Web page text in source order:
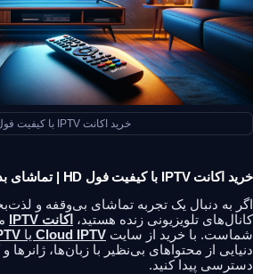
خرید اکانت IPTV با کیفیت فول HD
خرید اکانت IPTV با کیفیت فول HD | تماشای بدون قطعی فیلم و سریال
اگر به دنبال یک تجربه تماشای بی‌وقفه و
کانال‌های تلویزیونی زنده هستید، اکانت IPTV
شماست. با خرید از سایت Cloud IPTV یا
دنیایی از محتواهای بی‌نظیر با زبان‌ها،
دسترسی پیدا کنید.